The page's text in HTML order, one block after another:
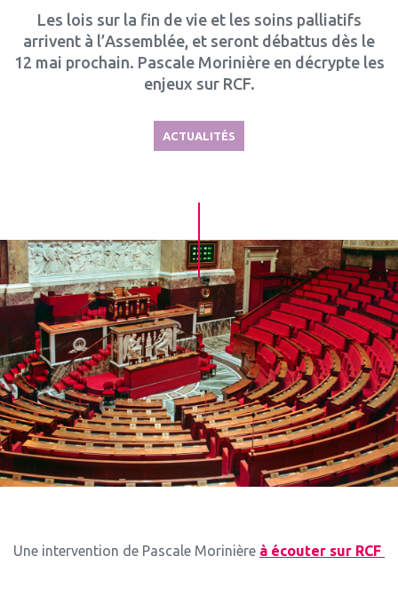
Les lois sur la fin de vie et les soins palliatifs
arrivent à l’Assemblée, et seront débattus dès le
12 mai prochain. Pascale Morinière en décrypte les
enjeux sur RCF.
ACTUALITÉS
Une intervention de Pascale Morinière à écouter sur RCF